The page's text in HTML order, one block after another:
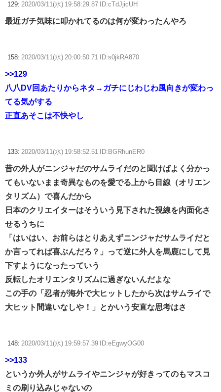
129: 2020/03/11(水) 19:58:29.87 ID:cTdJjicUH
最近ガチ気味に叩かれてるのは何が変わったんやろ
158: 2020/03/11(水) 20:00:50.71 ID:s0jkRA870
>>129
八八DV回あたりからネタ→ガチにじわじわ風向きが変わっ
てる気がする
正直あそこは不快やし
133: 2020/03/11(水) 19:58:52.51 ID:BGRhunER0
昔の外人がニンジャだのサムライだのと聞けばよく分かっ
てもいないまま奇異なものを愛でる上から目線（オリエン
タリズム）で喜んだから
日本のクリエイターはそういう見下された視線を内面化さ
せるうちに
「はいはい、お前らはとりあえずニンジャだサムライだと
か言ってれば喜ぶんだろ？」って逆に外人を馬鹿にして見
下すようになったっていう
反転したオリエンタリズムに過ぎないんだよな
この手の「忍者が海外で大ヒットしたから次はサムライで
大ヒット間違いなしや！」とかいう安直な思考はさ
148: 2020/03/11(水) 19:59:57.39 ID:eEgwyOG00
>>133
というか外人がサムライやニンジャが好きってのもマスコ
ミの刷り込みじゃないの